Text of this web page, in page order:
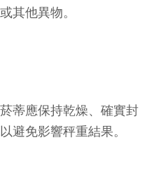
其他異物。
蒂應保持乾燥、確實封
避免影響秤重結果。